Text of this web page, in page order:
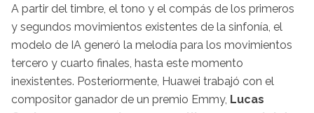
A partir del timbre, el tono y el compás de los primeros
y segundos movimientos existentes de la sinfonía, el
modelo de IA generó la melodía para los movimientos
tercero y cuarto finales, hasta este momento
inexistentes. Posteriormente, Huawei trabajó con el
compositor ganador de un premio Emmy, Lucas